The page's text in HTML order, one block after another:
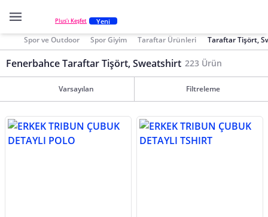
Plus'ı Keşfet Yeni
Spor ve Outdoor Spor Giyim Taraftar Ürünleri Taraftar Tişört,
Fenerbahce Taraftar Tişört, Sweatshirt 223 Ürün
Varsayılan Filtreleme